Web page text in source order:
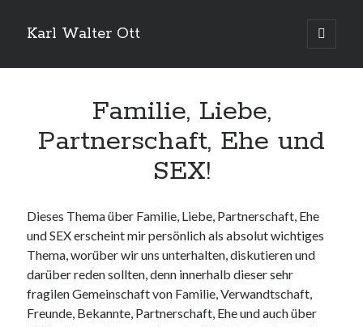
Karl Walter Ott
open
primary
Familie, Liebe,
Partnerschaft, Ehe und
SEX!
Dieses Thema über Familie, Liebe, Partnerschaft, Ehe
und SEX erscheint mir persönlich als absolut wichtiges
Thema, worüber wir uns unterhalten, diskutieren und
darüber reden sollten, denn innerhalb dieser sehr
fragilen Gemeinschaft von Familie, Verwandtschaft,
Freunde, Bekannte, Partnerschaft, Ehe und auch über